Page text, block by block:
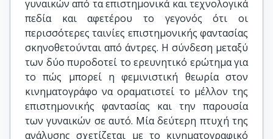
γυναικών από τα επιστημονικά και τεχνολογικά
πεδία και αφετέρου το γεγονός ότι οι
περισσότερες ταινίες επιστημονικής φαντασίας
σκηνοθετούνται από άντρες. Η σύνδεση μεταξύ
των δύο πυροδοτεί το ερευνητικό ερώτημα για
το πώς μπορεί η φεμινιστική θεωρία στον
κινηματογράφο να οραματιστεί το μέλλον της
επιστημονικής φαντασίας και την παρουσία
των γυναικών σε αυτό. Μία δεύτερη πτυχή της
ανάλυσης σχετίζεται με το κινηματογραφικό